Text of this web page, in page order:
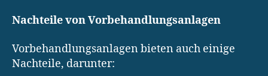
Nachteile von Vorbehandlungsanlagen
Vorbehandlungsanlagen bieten auch einige
Nachteile, darunter: